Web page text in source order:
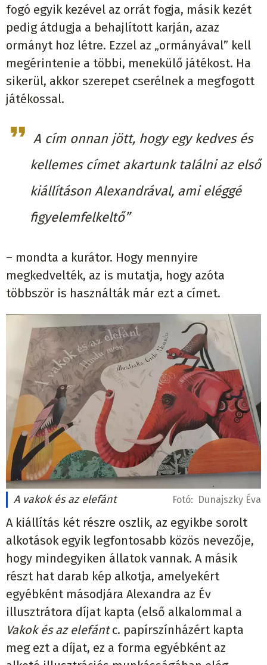
fogó egyik kezével az orrát fogja, másik kezét
pedig átdugja a behajlított karján, azaz
ormányt hoz létre. Ezzel az „ormányával” kell
megérintenie a többi, menekülő játékost. Ha
sikerül, akkor szerepet cserélnek a megfogott
játékossal.
A cím onnan jött, hogy egy kedves és
kellemes címet akartunk találni az első
kiállításon Alexandrával, ami eléggé
figyelemfelkeltő”
– mondta a kurátor. Hogy mennyire
megkedvelték, az is mutatja, hogy azóta
többször is használták már ezt a címet.
A vakok és az elefánt Fotó: Dunajszky Éva
A kiállítás két részre oszlik, az egyikbe sorolt
alkotások egyik legfontosabb közös nevezője,
hogy mindegyiken állatok vannak. A másik
részt hat darab kép alkotja, amelyekért
egyébként másodjára Alexandra az Év
illusztrátora díjat kapta (első alkalommal a
Vakok és az elefántc. papírszínházért kapta
meg ezt a díjat, ez a forma egyébként az